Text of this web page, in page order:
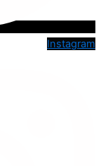
Instagram